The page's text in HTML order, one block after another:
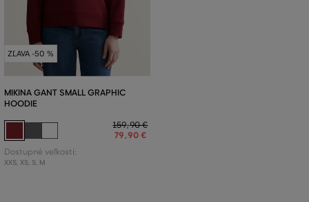
ZĽAVA -50 %
MIKINA GANT SMALL GRAPHIC
HOODIE
159,90 €
79,90 €
Dostupné veľkosti:
XXS, XS, S, M